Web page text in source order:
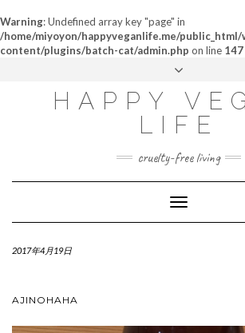
Warning: Undefined array key "page" in
/home/miyoyon/happyveganlife.me/public_html/
content/plugins/batch-cat/admin.php on line 147
ABOUT
MY STORY
CONTACT
HAPPY
LIFE
cruelty-free living
Toggle
Navigation
2017年4月19日
AJINOHAHA